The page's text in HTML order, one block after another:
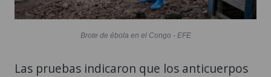
Brote de ébola en el Congo - EFE
Las pruebas indicaron que los anticuerpos